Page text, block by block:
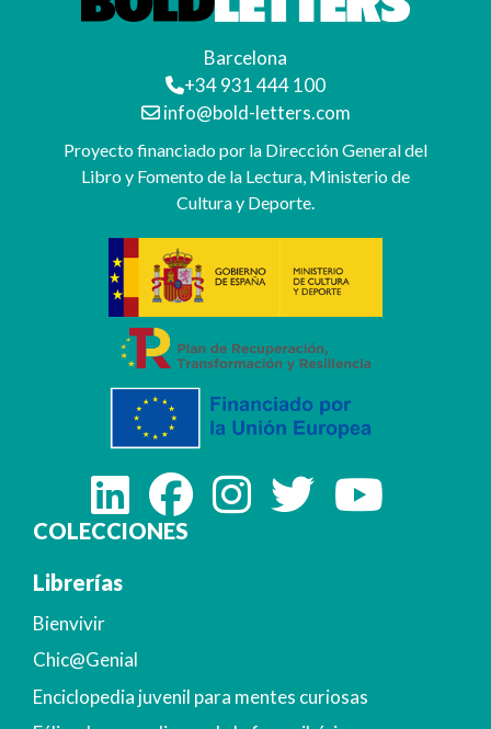
Barcelona
+34 931 444 100
info@bold-letters.com
Proyecto financiado por la Dirección General del
Libro y Fomento de la Lectura, Ministerio de
Cultura y Deporte.
COLECCIONES
Librerías
Bienvivir
Chic@Genial
Enciclopedia juvenil para mentes curiosas